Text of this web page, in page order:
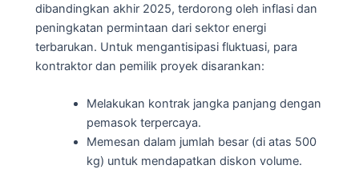
dibandingkan akhir 2025, terdorong oleh inflasi dan
peningkatan permintaan dari sektor energi
terbarukan. Untuk mengantisipasi fluktuasi, para
kontraktor dan pemilik proyek disarankan:
Melakukan kontrak jangka panjang dengan
pemasok terpercaya.
Memesan dalam jumlah besar (di atas 500
kg) untuk mendapatkan diskon volume.